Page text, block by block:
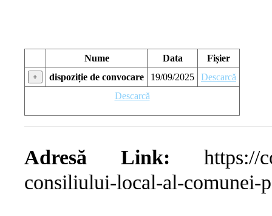
Nume Data Fișier
+ dispoziție de convocare 19/09/2025
Descarcă
Descarcă
Adresă Link: https://
consiliului-local-al-comunei-